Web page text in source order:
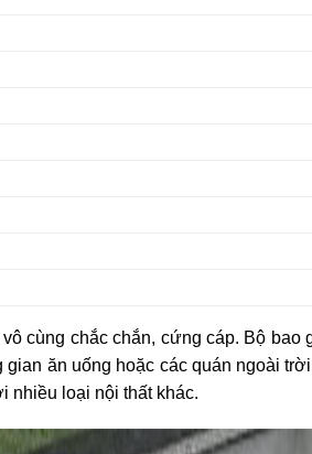
cùng chắc chắn, cứng cáp. Bộ bao
ăn uống hoặc các quán ngoài
nhiều loại nội thất khác.